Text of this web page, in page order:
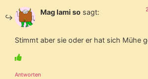
Mag lami so sagt:
Stimmt aber sie oder er hat sich Mühe
Antworten